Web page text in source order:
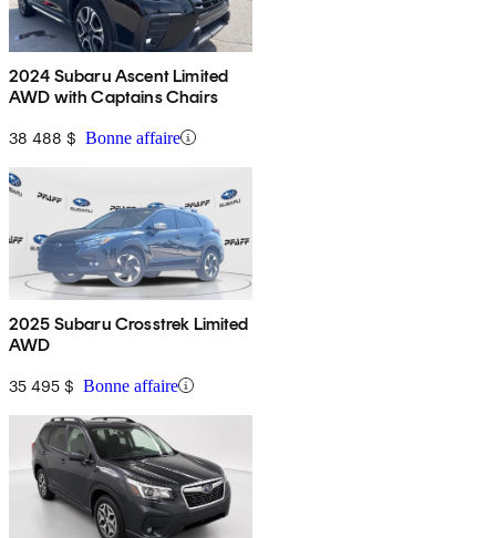
2024 Subaru Ascent Limited
AWD with Captains Chairs
38 488 $ Bonne affaire
2025 Subaru Crosstrek Limited
AWD
35 495 $ Bonne affaire